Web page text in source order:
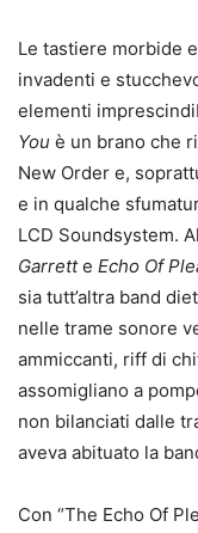
Le tastiere morbide
invadenti e
elementi
You è un brano che
New Order e,
e in qualche
LCD Soundsystem.
Garrette Echo Of
sia tutt’altra band
nelle trame sonore
ammiccanti, riff di
assomigliano a
non bilanciati dalle
aveva abituato la
Con “The Echo Of